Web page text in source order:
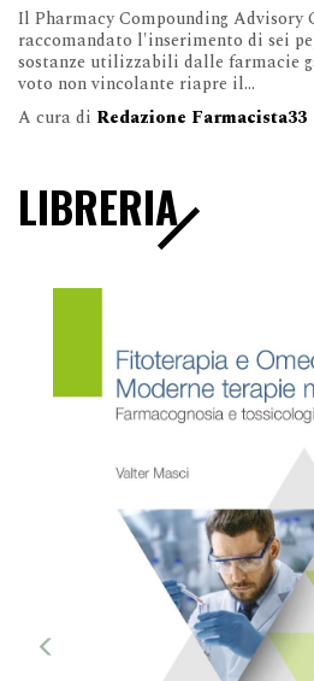
Il Pharmacy Compounding Advisory
raccomandato l'inserimento di sei
sostanze utilizzabili dalle farmacie
voto non vincolante riapre il...
A cura di Redazione Farmacista33
LIBRERIA